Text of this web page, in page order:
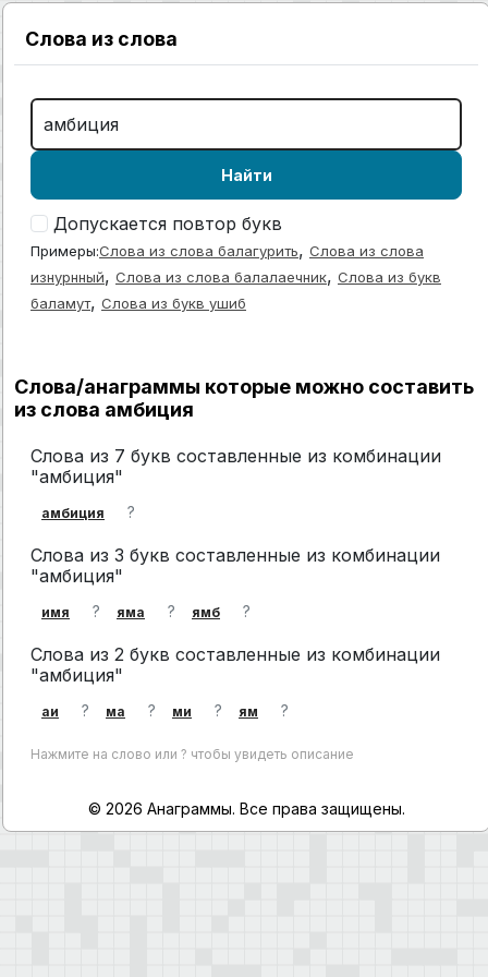
Слова из слова
Найти
Допускается повтор букв
Примеры:Слова из слова балагурить, Слова из слова
изнурнный, Слова из слова балалаечник, Слова из букв
баламут, Слова из букв ушиб
Слова/анаграммы которые можно составить
из слова амбиция
Слова из 7 букв составленные из комбинации
"амбиция"
амбиция ?
Слова из 3 букв составленные из комбинации
"амбиция"
имя ? яма ? ямб ?
Слова из 2 букв составленные из комбинации
"амбиция"
аи ? ма ? ми ? ям ?
Нажмите на слово или ? чтобы увидеть описание
© 2026 Анаграммы. Все права защищены.